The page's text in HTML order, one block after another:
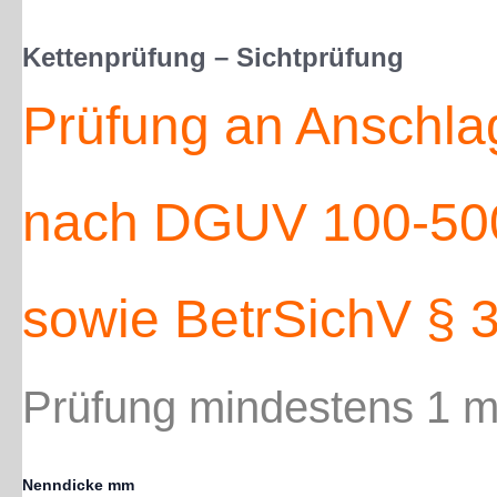
Kettenprüfung – Sichtprüfung
Prüfung an
nach DGUV 100-
sowie BetrSichV §
Prüfung mindestens 1
Nenndicke mm
Kettenprüfung